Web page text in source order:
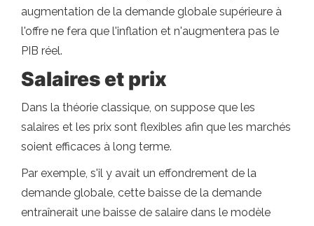
augmentation de la demande globale supérieure à
l'offre ne fera que l'inflation et n'augmentera pas le
PIB réel.
Salaires et prix
Dans la théorie classique, on suppose que les
salaires et les prix sont flexibles afin que les marchés
soient efficaces à long terme.
Par exemple, s'il y avait un effondrement de la
demande globale, cette baisse de la demande
entraînerait une baisse de salaire dans le modèle